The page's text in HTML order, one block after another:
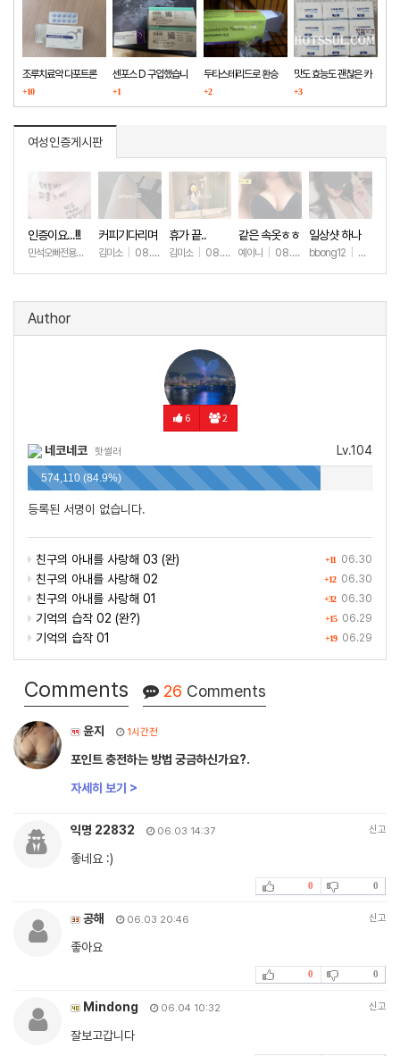
조루치료약 다포트론
구매했습니다
+10
센포스 D 구입했습니
다
+1
두타스테리드로 환승
+2
맛도 효능도 괜찮은 카
마그라
+3
여성인증게시판
인증이요...!!!
민석오빠전용노예 08.08+24
커피기다리며
(안야함)
김미소 08.08 +46
휴가 끝..
김미소 08.07 +194
같은 속옷ㅎㅎ
예이니 08.04 +72
일상샷 하나
bbong12 07.31
Author
6 2
Lv.104
네코네코 핫썰러
574,110 (84.9%)
등록된 서명이 없습니다.
+11 06.30
친구의 아내를 사랑해 03 (완)
+12 06.30
친구의 아내를 사랑해 02
+32 06.30
친구의 아내를 사랑해 01
+15 06.29
기억의 습작 02 (완?)
+19 06.29
기억의 습작 01
Comments 26 Comments
윤지 1시간전
포인트 충전하는 방법 궁금하신가요?.
자세히 보기 >
익명 22832 06.03 14:37 신고
좋네요 :)
0 0
공해 06.03 20:46 신고
좋아요
0 0
Mindong 06.04 10:32 신고
잘보고갑니다